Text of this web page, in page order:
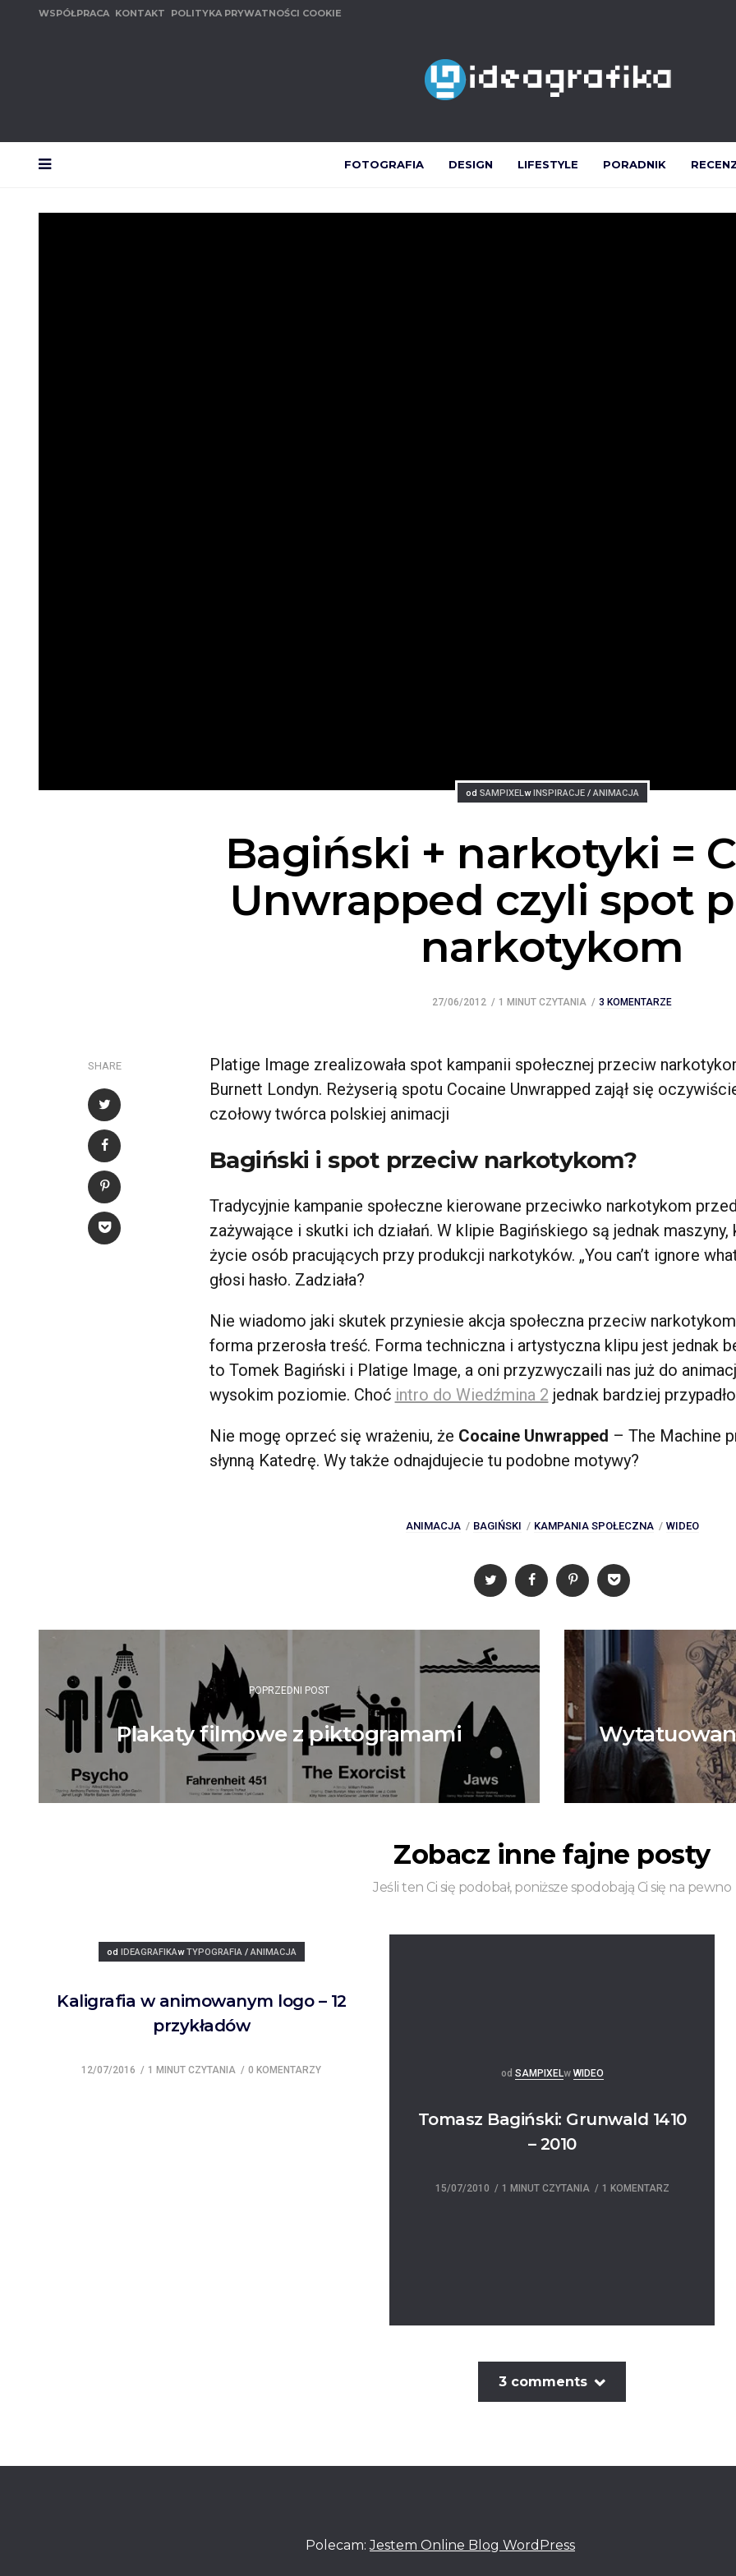
WSPÓŁPRACA KONTAKT POLITYKA PRYWATNOŚCI COOKIE
FOTOGRAFIA DESIGN LIFESTYLE PORADNIK
Posted
od SAMPIXELPosted
w INSPIRACJE/ ANIMACJA
Bagiński + narkotyki =
Unwrapped czyli spot
narkotykom
27/06/2012 1 MINUT CZYTANIA 3 KOMENTARZE
SHARE
Platige Image zrealizowała spot kampanii społecznej przeciw
Burnett Londyn. Reżyserią spotu Cocaine Unwrapped zajął się
czołowy twórca polskiej animacji
Bagiński i spot przeciw narkotykom?
Tradycyjnie kampanie społeczne kierowane przeciwko narkotykom
zażywające i skutki ich działań. W klipie Bagińskiego są jednak
życie osób pracujących przy produkcji narkotyków. „You can’t ignore
głosi hasło. Zadziała?
Nie wiadomo jaki skutek przyniesie akcja społeczna przeciw
forma przerosła treść. Forma techniczna i artystyczna klipu jest jednak
to Tomek Bagiński i Platige Image, a oni przyzwyczaili nas już do
wysokim poziomie. Choć intro do Wiedźmina 2 jednak bardziej
Nie mogę oprzeć się wrażeniu, że Cocaine Unwrapped – The Machine
słynną Katedrę. Wy także odnajdujecie tu podobne motywy?
ANIMACJA BAGIŃSKI KAMPANIA SPOŁECZNA WIDEO
Post
navigation
POPRZEDNI POST
Plakaty filmowe z piktogramami
Zobacz inne fajne posty
Jeśli ten Ci się podobał, poniższe spodobają Ci się na pewno
Posted
od IDEAGRAFIKAPosted
wTYPOGRAFIA/ ANIMACJA
Kaligrafia w animowanym logo – 12
przykładów
12/07/2016 1 MINUT CZYTANIA 0 KOMENTARZY Posted
od SAMPIXELPosted
w WIDEO
Tomasz Bagiński: Grunwald 1410
– 2010
15/07/2010 1 MINUT CZYTANIA 1 KOMENTARZ
3 comments
Polecam:Jestem Online Blog WordPress